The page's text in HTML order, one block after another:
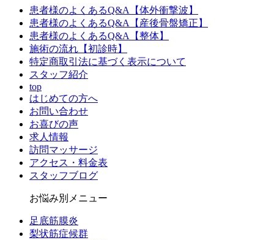
患者様のよくあるQ&A【体外衝撃波】
患者様のよくあるQ&A【産後骨盤矯正】
患者様のよくあるQ&A【整体】
施術の流れ【初診時】
特定商取引法に基づく表示について
スタッフ紹介
top
はじめての方へ
お問い合わせ
お喜びの声
求人情報
訪問マッサージ
アクセス・料金表
スタッフブログ
お悩み別メニュー
足底筋膜炎
梨状筋症候群